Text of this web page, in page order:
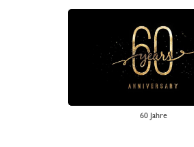
60 Jahre